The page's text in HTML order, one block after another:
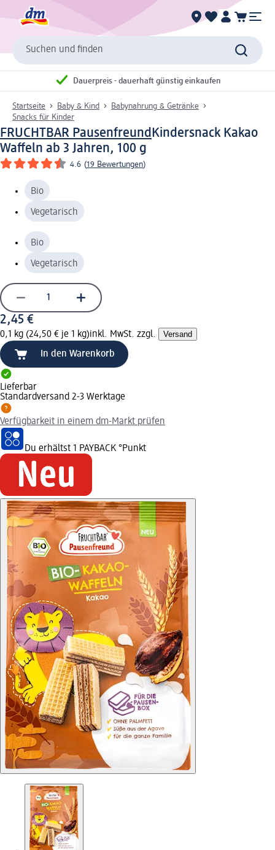
Suchen und finden
Dauerpreis - dauerhaft günstig einkaufen
Startseite Baby & Kind
Babynahrung & Getränke
Snacks für Kinder
FRUCHTBAR Pausenfreund Kindersnack Kakao
Waffeln ab 3 Jahren, 100 g
4.6 (19 Bewertungen)
Bio
Vegetarisch
Bio
Vegetarisch
2,45 €
0,1 kg (24,50 € je 1 kg)inkl. MwSt. zzgl. Versand
In den Warenkorb
Lieferbar
Standardversand 2-3 Werktage
Verfügbarkeit in einem dm-Markt prüfen
Du erhältst 1 PAYBACK °Punkt